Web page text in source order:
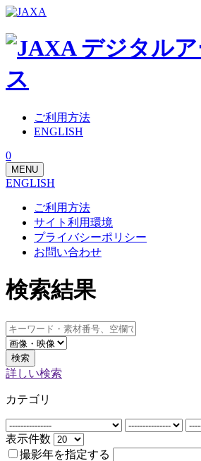
ご利用方法
ENGLISH
0
MENU
ENGLISH
ご利用方法
サイト利用環境
プライバシーポリシー
お問い合わせ
検索結果
検索
詳しい検索
カテゴリ
表示件数
撮影年を指定する